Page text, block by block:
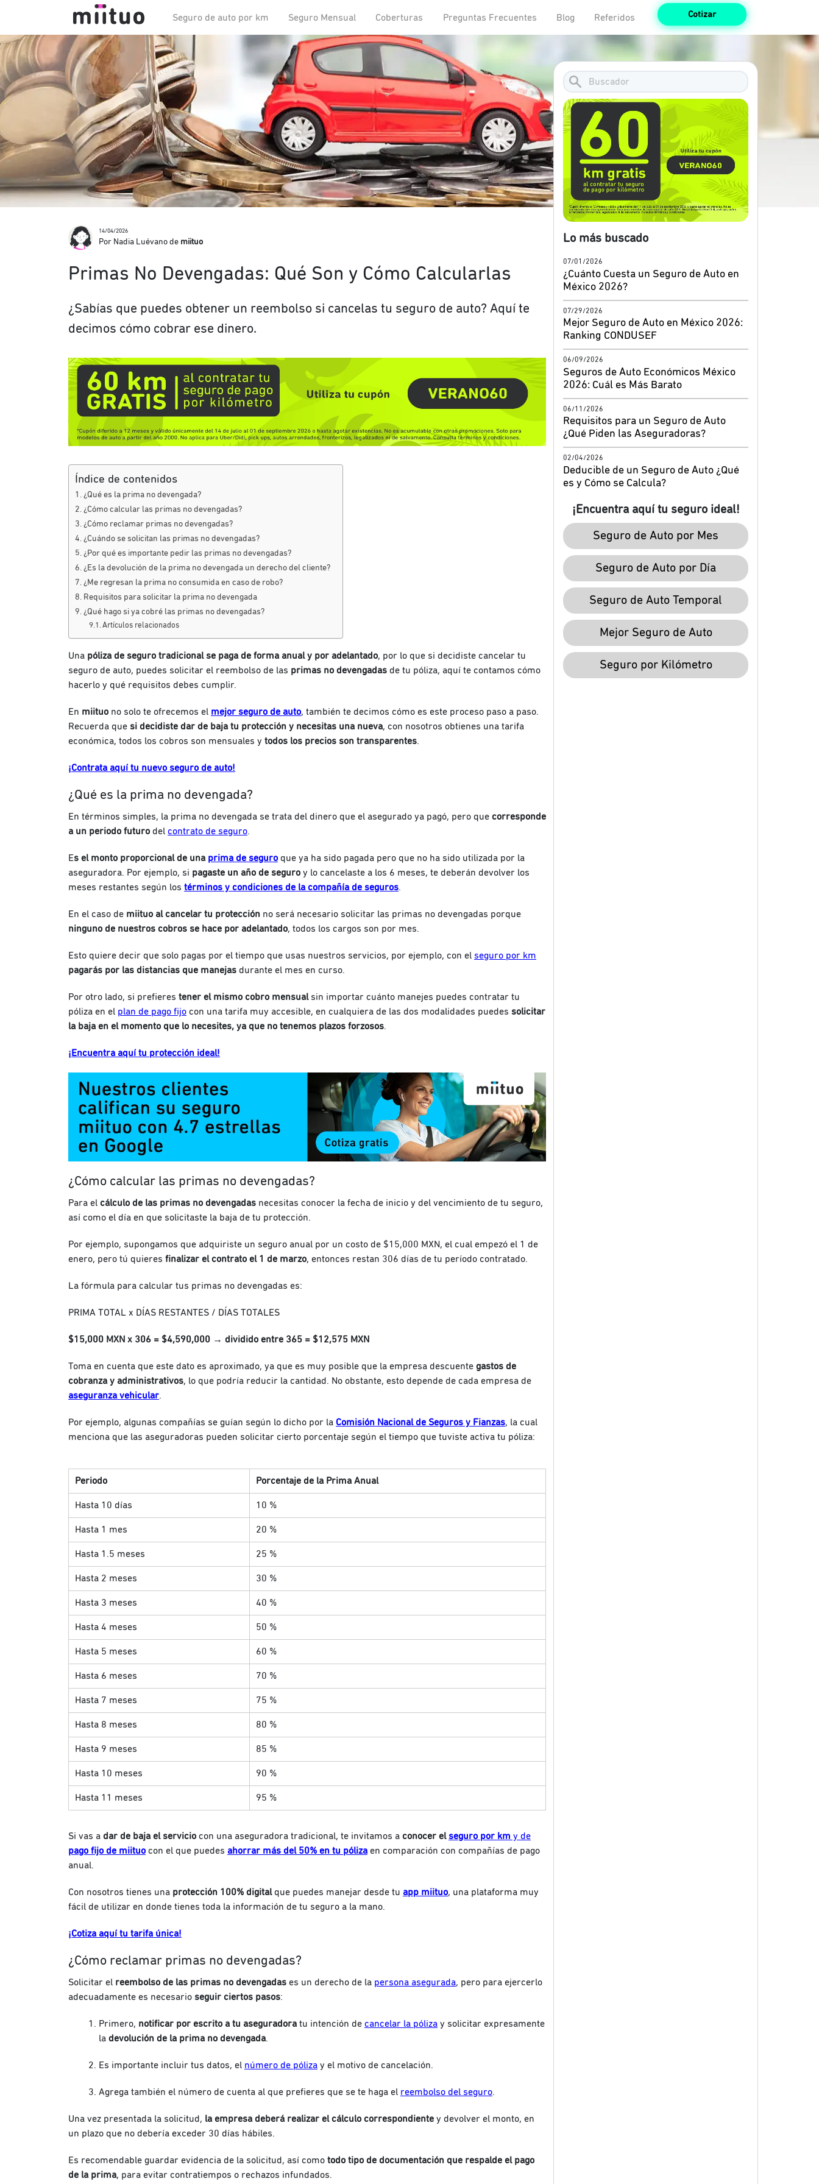
Cotizar
Seguro de auto por km Seguro Mensual Coberturas Preguntas Frecuentes Blog Referidos
Lo más buscado
07/01/2026
¿Cuánto Cuesta un Seguro de Auto en
México 2026?
07/29/2026
Mejor Seguro de Auto en México 2026:
Ranking CONDUSEF
06/09/2026
Seguros de Auto Económicos México
2026: Cuál es Más Barato
06/11/2026
Requisitos para un Seguro de Auto
¿Qué Piden las Aseguradoras?
02/04/2026
Deducible de un Seguro de Auto ¿Qué
es y Cómo se Calcula?
¡Encuentra aquí tu seguro ideal!
Seguro de Auto por Mes
Seguro de Auto por Día
Seguro de Auto Temporal
Mejor Seguro de Auto
Seguro por Kilómetro
14/04/2026
Por Nadia Luévano de miituo
Primas No Devengadas: Qué Son y Cómo Calcularlas
¿Sabías que puedes obtener un reembolso si cancelas tu seguro de auto? Aquí te
decimos cómo cobrar ese dinero.
Índice de contenidos
¿Qué es la prima no devengada?
¿Cómo calcular las primas no devengadas?
¿Cómo reclamar primas no devengadas?
¿Cuándo se solicitan las primas no devengadas?
¿Por qué es importante pedir las primas no devengadas?
¿Es la devolución de la prima no devengada un derecho del cliente?
¿Me regresan la prima no consumida en caso de robo?
Requisitos para solicitar la prima no devengada
¿Qué hago si ya cobré las primas no devengadas?
Artículos relacionados
Una póliza de seguro tradicional se paga de forma anual y por adelantado, por lo que si decidiste cancelar tu
seguro de auto, puedes solicitar el reembolso de las primas no devengadas de tu póliza, aquí te contamos cómo
hacerlo y qué requisitos debes cumplir.
En miituo no solo te ofrecemos el mejor seguro de auto, también te decimos cómo es este proceso paso a paso.
Recuerda que si decidiste dar de baja tu protección y necesitas una nueva, con nosotros obtienes una tarifa
económica, todos los cobros son mensuales y todos los precios son transparentes.
¡Contrata aquí tu nuevo seguro de auto!
¿Qué es la prima no devengada?
En términos simples, la prima no devengada se trata del dinero que el asegurado ya pagó, pero que corresponde
a un periodo futuro del contrato de seguro.
Es el monto proporcional de una prima de seguro que ya ha sido pagada pero que no ha sido utilizada por la
aseguradora. Por ejemplo, si pagaste un año de seguro y lo cancelaste a los 6 meses, te deberán devolver los
meses restantes según los términos y condiciones de la compañía de seguros.
En el caso de miituo al cancelar tu protección no será necesario solicitar las primas no devengadas porque
ninguno de nuestros cobros se hace por adelantado, todos los cargos son por mes.
Esto quiere decir que solo pagas por el tiempo que usas nuestros servicios, por ejemplo, con el seguro por km
pagarás por las distancias que manejas durante el mes en curso.
Por otro lado, si prefieres tener el mismo cobro mensualsin importar cuánto manejes puedes contratar tu
póliza en el plan de pago fijo con una tarifa muy accesible, en cualquiera de las dos modalidades puedes solicitar
la baja en el momento que lo necesites, ya que no tenemos plazos forzosos.
¡Encuentra aquí tu protección ideal!
¿Cómo calcular las primas no devengadas?
Para el cálculo de las primas no devengadas necesitas conocer la fecha de inicio y del vencimiento de tu seguro,
así como el día en que solicitaste la baja de tu protección.
Por ejemplo, supongamos que adquiriste un seguro anual por un costo de $15,000 MXN, el cual empezó el 1 de
enero, pero tú quieres finalizar el contrato el 1 de marzo, entonces restan 306 días de tu período contratado.
La fórmula para calcular tus primas no devengadas es:
PRIMA TOTAL x DÍAS RESTANTES / DÍAS TOTALES
$15,000 MXN x 306 = $4,590,000 → dividido entre 365 = $12,575 MXN
Toma en cuenta que este dato es aproximado, ya que es muy posible que la empresa descuente gastos de
cobranza y administrativos, lo que podría reducir la cantidad. No obstante, esto depende de cada empresa de
aseguranza vehicular.
Por ejemplo, algunas compañías se guían según lo dicho por la Comisión Nacional de Seguros y Fianzas, la cual
menciona que las aseguradoras pueden solicitar cierto porcentaje según el tiempo que tuviste activa tu póliza:
Periodo Porcentaje de la Prima Anual
Hasta 10 días 10 %
Hasta 1 mes 20 %
Hasta 1.5 meses 25 %
Hasta 2 meses 30 %
Hasta 3 meses 40 %
Hasta 4 meses 50 %
Hasta 5 meses 60 %
Hasta 6 meses 70 %
Hasta 7 meses 75 %
Hasta 8 meses 80 %
Hasta 9 meses 85 %
Hasta 10 meses 90 %
Hasta 11 meses 95 %
Si vas a dar de baja el servicio con una aseguradora tradicional, te invitamos a conocer elseguro por km y de
pago fijo de miituo con el que puedes ahorrar más del 50% en tu pólizaen comparación con compañías de pago
anual.
Con nosotros tienes una protección 100% digitalque puedes manejar desde tu app miituo, una plataforma muy
fácil de utilizar en donde tienes toda la información de tu seguro a la mano.
¡Cotiza aquí tu tarifa única!
¿Cómo reclamar primas no devengadas?
Solicitar el reembolso de las primas no devengadas es un derecho de la persona asegurada, pero para ejercerlo
adecuadamente es necesario seguir ciertos pasos:
Primero, notificar por escrito a tu aseguradora tu intención de cancelar la póliza y solicitar expresamente
la devolución de la prima no devengada.
Es importante incluir tus datos, el número de póliza y el motivo de cancelación.
Agrega también el número de cuenta al que prefieres que se te haga el reembolso del seguro.
Una vez presentada la solicitud, la empresa deberá realizar el cálculo correspondiente y devolver el monto, en
un plazo que no debería exceder 30 días hábiles.
Es recomendable guardar evidencia de la solicitud, así como todo tipo de documentación que respalde el pago
de la prima, para evitar contratiempos o rechazos infundados.